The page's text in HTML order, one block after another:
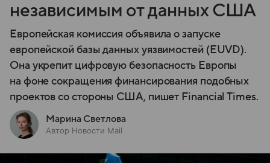
независимым от данных США
Европейская комиссия объявила о запуске
европейской базы данных уязвимостей (EUVD).
Она укрепит цифровую безопасность Европы
на фоне сокращения финансирования подобных
проектов со стороны США, пишет Financial Times.
Марина Светлова
Автор Новости Mail